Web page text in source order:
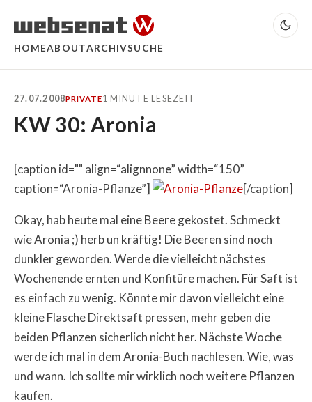
HOMEABOUTARCHIVSUCHE
27.07.2008PRIVATE1 MINUTE LESEZEIT
KW 30: Aronia
[caption id="" align=“alignnone” width=“150”
caption=“Aronia-Pflanze”]
[/caption]
Okay, hab heute mal eine Beere gekostet. Schmeckt
wie Aronia ;) herb un kräftig! Die Beeren sind noch
dunkler geworden. Werde die vielleicht nächstes
Wochenende ernten und Konfitüre machen. Für Saft ist
es einfach zu wenig. Könnte mir davon vielleicht eine
kleine Flasche Direktsaft pressen, mehr geben die
beiden Pflanzen sicherlich nicht her. Nächste Woche
werde ich mal in dem Aronia-Buch nachlesen. Wie, was
und wann. Ich sollte mir wirklich noch weitere Pflanzen
kaufen.